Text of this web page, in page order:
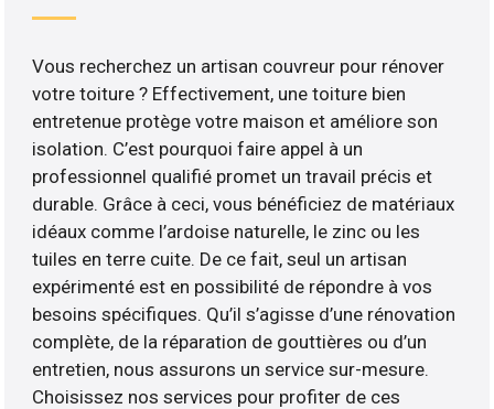
Vous recherchez un artisan couvreur pour rénover
votre toiture ? Effectivement, une toiture bien
entretenue protège votre maison et améliore son
isolation. C’est pourquoi faire appel à un
professionnel qualifié promet un travail précis et
durable. Grâce à ceci, vous bénéficiez de matériaux
idéaux comme l’ardoise naturelle, le zinc ou les
tuiles en terre cuite. De ce fait, seul un artisan
expérimenté est en possibilité de répondre à vos
besoins spécifiques. Qu’il s’agisse d’une rénovation
complète, de la réparation de gouttières ou d’un
entretien, nous assurons un service sur-mesure.
Choisissez nos services pour profiter de ces